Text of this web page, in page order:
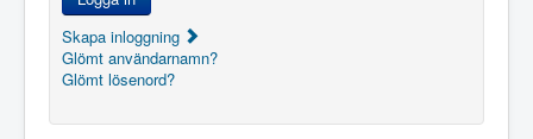
Skapa inloggning
Glömt användarnamn?
Glömt lösenord?